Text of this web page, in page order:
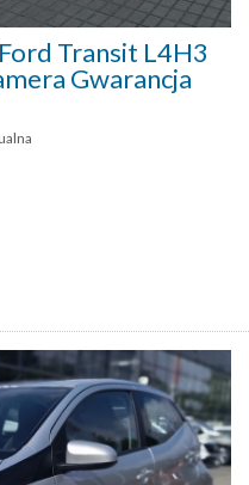
Transit L4H3
Gwarancja